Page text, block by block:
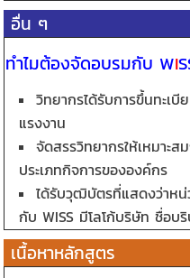
อื่น ๆ
ทำไมต้องจัดอบรมกับ WI
วิทยากรได้รับการขึ้นทะเ
แรงงาน
จัดสรรวิทยากรให้เหมาะ
ประเภทกิจการขององค์กร
ได้รับวุฒิบัตรที่แสดงว่าห
กับ WISS มีโลโก้บริษัท ชื่อ
เนื้อหาหลักสูตร